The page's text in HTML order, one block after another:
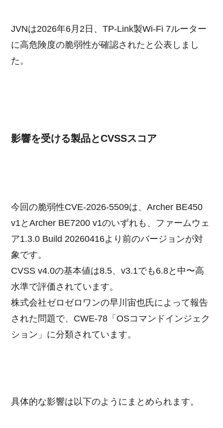
JVNは2026年6月2日、TP-Link製Wi-Fi 7ルーター
に高危険度の脆弱性が確認されたと公表しまし
た。
影響を受ける製品とCVSSスコア
今回の脆弱性CVE-2026-5509は、Archer BE450
v1とArcher BE7200 v1のいずれも、ファームウェ
ア1.3.0 Build 20260416より前のバージョンが対
象です。
CVSS v4.0の基本値は8.5、v3.1でも6.8と中〜高
水準で評価されています。
株式会社ゼロゼロワンの早川宙也氏によって報告
された問題で、CWE-78「OSコマンドインジェク
ション」に分類されています。
具体的な影響は以下のようにまとめられます。